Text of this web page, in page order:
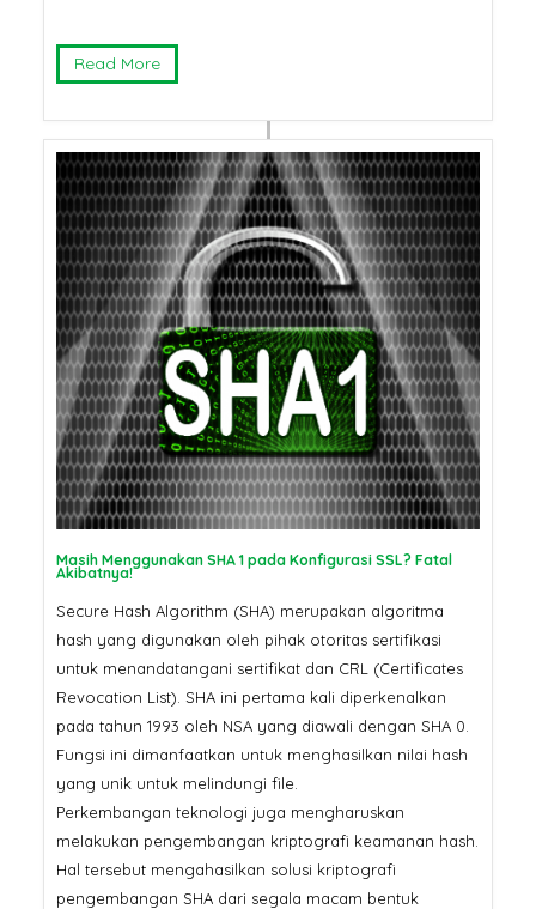
Read More
Masih Menggunakan SHA 1 pada Konfigurasi SSL? Fatal
Akibatnya!
Secure Hash Algorithm (SHA) merupakan algoritma
hash yang digunakan oleh pihak otoritas sertifikasi
untuk menandatangani sertifikat dan CRL (Certificates
Revocation List). SHA ini pertama kali diperkenalkan
pada tahun 1993 oleh NSA yang diawali dengan SHA 0.
Fungsi ini dimanfaatkan untuk menghasilkan nilai hash
yang unik untuk melindungi file.
Perkembangan teknologi juga mengharuskan
melakukan pengembangan kriptografi keamanan hash.
Hal tersebut mengahasilkan solusi kriptografi
pengembangan SHA dari segala macam bentuk